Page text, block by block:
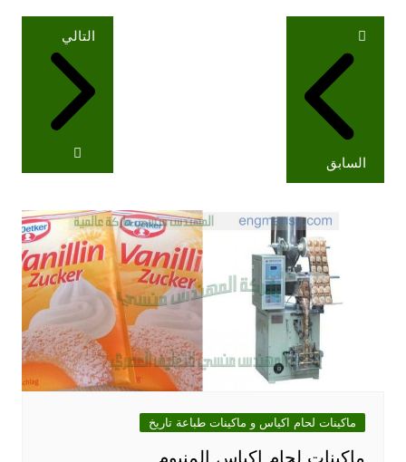
تصفّح
المقالات
السابق
التالي
ماكينات لحام اكياس و ماكينات طباعة تاريخ
ماكينات لحام اكياس المنيوم